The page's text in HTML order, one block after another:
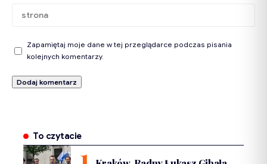
Zapamiętaj moje dane w tej przeglądarce podczas pisania
kolejnych komentarzy.
To czytacie